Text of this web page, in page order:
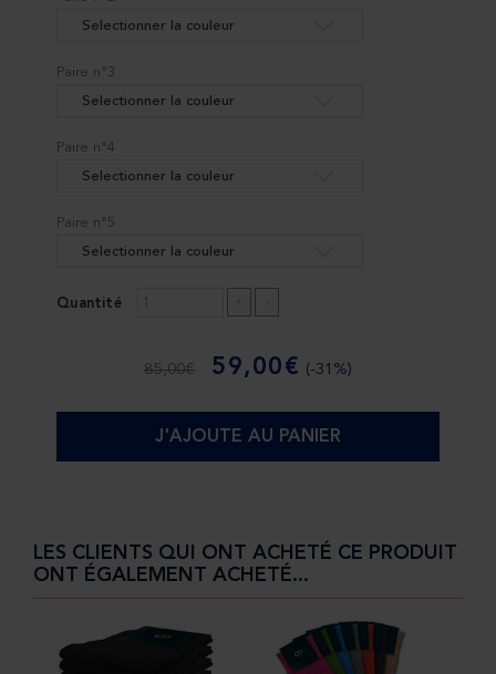
Selectionner la couleur
Paire n°3
Selectionner la couleur
Paire n°4
Selectionner la couleur
Paire n°5
Selectionner la couleur
Quantité
85,00€ 59,00€ (-31%)
J'AJOUTE AU PANIER
LES CLIENTS QUI ONT ACHETÉ CE PRODUIT
ONT ÉGALEMENT ACHETÉ...